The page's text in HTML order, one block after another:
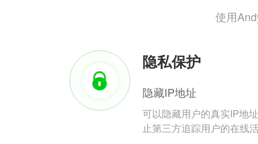
使用
隐私保护
隐藏IP地址
可以隐藏用户的真实IP地
止第三方追踪用户的在线活